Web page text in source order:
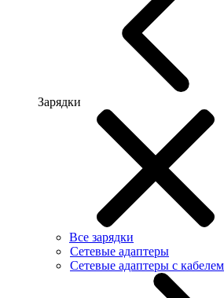
Зарядки
Все зарядки
Сетевые адаптеры
Сетевые адаптеры с кабелем